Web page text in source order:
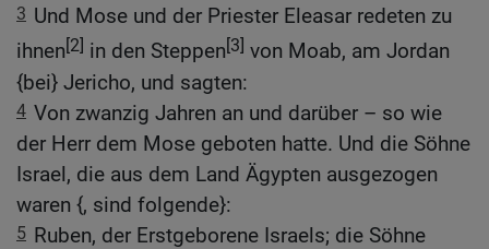
3 Und Mose und der Priester Eleasar redeten zu
ihnen[2] in den Steppen[3] von Moab, am Jordan
{bei} Jericho, und sagten:
4 Von zwanzig Jahren an und darüber – so wie
der Herr dem Mose geboten hatte. Und die Söhne
Israel, die aus dem Land Ägypten ausgezogen
waren {, sind folgende}:
5 Ruben, der Erstgeborene Israels; die Söhne